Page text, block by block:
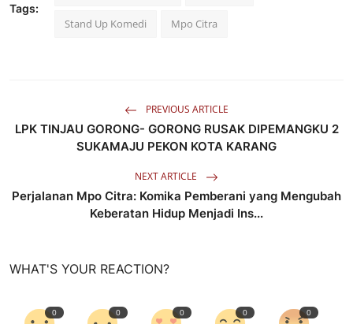
Tags:
Stand Up Komedi Mpo Citra
PREVIOUS ARTICLE
LPK TINJAU GORONG- GORONG RUSAK DIPEMANGKU 2
SUKAMAJU PEKON KOTA KARANG
NEXT ARTICLE
Perjalanan Mpo Citra: Komika Pemberani yang Mengubah
Keberatan Hidup Menjadi Ins...
WHAT'S YOUR REACTION?
0 0 0 0 0